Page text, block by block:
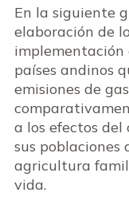
En la siguiente
elaboración de
implementación
países andinos
emisiones de
a los efectos
sus poblaciones
agricultura
vida.